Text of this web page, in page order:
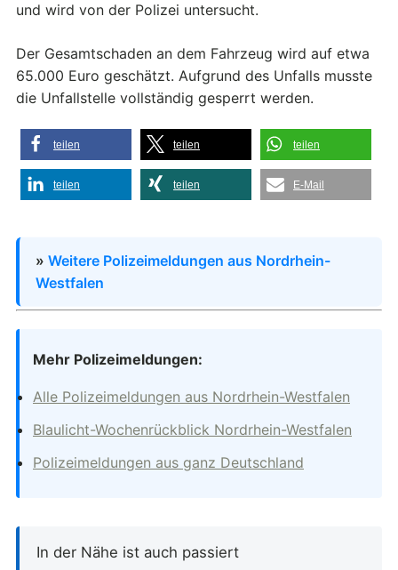
und wird von der Polizei untersucht.
Der Gesamtschaden an dem Fahrzeug wird auf etwa
65.000 Euro geschätzt. Aufgrund des Unfalls musste
die Unfallstelle vollständig gesperrt werden.
teilen teilen teilen
teilen teilen E-Mail
» Weitere Polizeimeldungen aus Nordrhein-
Westfalen
Mehr Polizeimeldungen:
Alle Polizeimeldungen aus Nordrhein-Westfalen
Blaulicht-Wochenrückblick Nordrhein-Westfalen
Polizeimeldungen aus ganz Deutschland
In der Nähe ist auch passiert